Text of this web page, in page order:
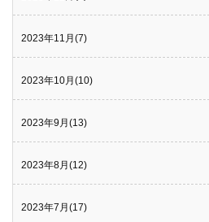
2023年11月(7)
2023年10月(10)
2023年9月(13)
2023年8月(12)
2023年7月(17)